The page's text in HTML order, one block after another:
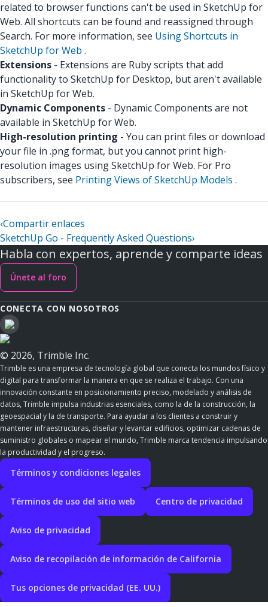
related to browser functions can't be used in SketchUp for
Web. All shortcuts can be found and reassigned through
Search. For more information, see Using Shortcuts in
SketchUp for Web .
Extensions - Extensions are Ruby scripts that add
functionality to SketchUp for Desktop, but aren't available
in SketchUp for Web.
Dynamic Components - Dynamic Components are not
available in SketchUp for Web.
High-resolution printing - You can print files or download
your file in .png format, but you cannot print high-
resolution images using SketchUp for Web. For Pro
subscribers, see Printing Views of SketchUp Models .
‹Compartir enlaces
SketchUp Go - Frequently Asked Questions›
Habla con expertos, aprende y comparte ideas
Únete al foro
CONECTA CON NOSOTROS
© 2026, Trimble Inc.
Trimble es una empresa de tecnología global que conecta los mundos físico y
digital para transformar la manera en que se realiza el trabajo. Con una
innovación constante en posicionamiento preciso, modelado y análisis de
datos, Trimble impulsa industrias esenciales, como la de la construcción, la
geoespacial y la de transporte. Para ayudar a los clientes a construir y
mantener infraestructuras, diseñar y levantar edificios, optimizar cadenas de
suministro globales o mapear el mundo, Trimble marca tendencia impulsando
la productividad y el progreso.
Términos y condiciones legales
Términos de uso del sitio web Centro de privacidad
Aviso de privacidad
Aviso de recopilación de información de California
Tus opciones de privacidad (EE. UU.)